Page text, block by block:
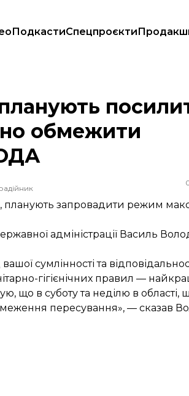
ПодкастиСпецпроєкти
обмежити пересування — голова ОДА
обмежити
планують запровадити режим
адміністрації Василь
сумлінності та
гігієнічних правил —
що в суботу та неділю в
пересування», — сказав